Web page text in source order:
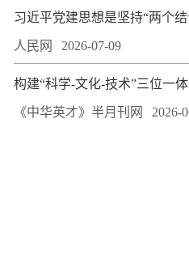
习近平党建思想是坚持“两个
人民网 2026-07-09
构建“科学-文化-技术”三位一
《中华英才》半月刊网 2026-